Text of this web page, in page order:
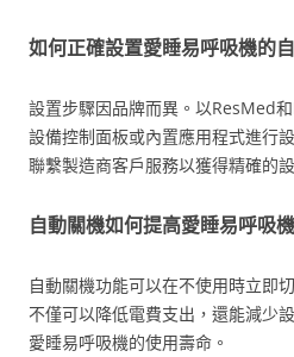
如何正確設置愛睡易呼吸機的
設置步驟因品牌而異。以ResMed
設備控制面板或內置應用程式進行
聯繫製造商客戶服務以獲得精確的
自動關機如何提高愛睡易呼吸
自動關機功能可以在不使用時立即
不僅可以降低電費支出，還能減少
愛睡易呼吸機的使用壽命。